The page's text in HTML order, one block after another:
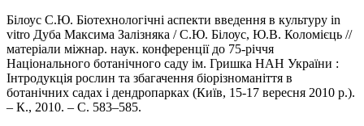
Білоус С.Ю. Біотехнологічні аспекти введення в культуру in
vitro Дуба Максима Залізняка / С.Ю. Білоус, Ю.В. Коломієць //
матеріали міжнар. наук. конференції до 75-річчя
Національного ботанічного саду ім. Гришка НАН України :
Інтродукція рослин та збагачення біорізноманіття в
ботанічних садах і дендропарках (Київ, 15-17 вересня 2010 р.).
– К., 2010. – С. 583–585.